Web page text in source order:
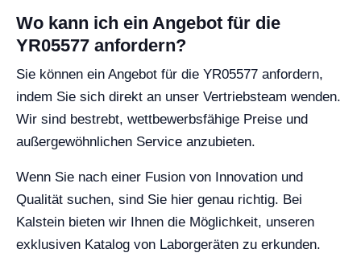
Wo kann ich ein Angebot für die
YR05577 anfordern?
Sie können ein Angebot für die YR05577 anfordern,
indem Sie sich direkt an unser Vertriebsteam wenden.
Wir sind bestrebt, wettbewerbsfähige Preise und
außergewöhnlichen Service anzubieten.
Wenn Sie nach einer Fusion von Innovation und
Qualität suchen, sind Sie hier genau richtig. Bei
Kalstein bieten wir Ihnen die Möglichkeit, unseren
exklusiven Katalog von Laborgeräten zu erkunden.